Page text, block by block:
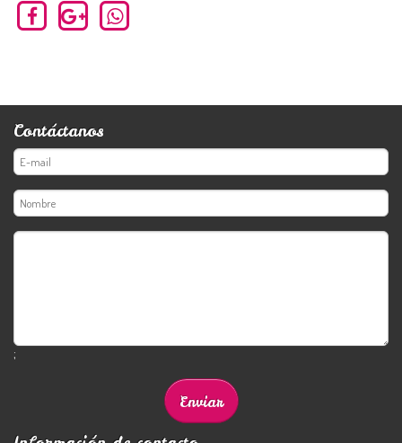
Contáctanos
;